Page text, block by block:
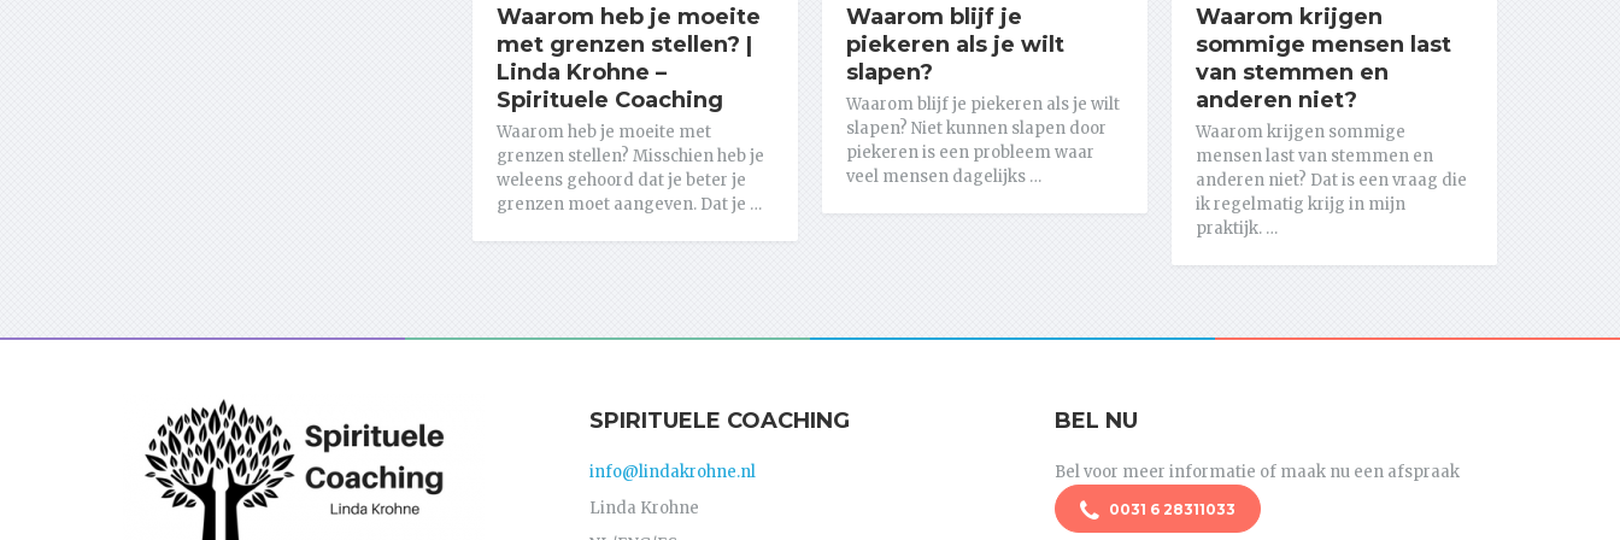
Waarom heb je moeite
met grenzen stellen? |
Linda Krohne –
Spirituele Coaching
Waarom heb je moeite met
grenzen stellen? Misschien heb je
weleens gehoord dat je beter je
grenzen moet aangeven. Dat je …
Waarom blijf je
piekeren als je wilt
slapen?
Waarom blijf je piekeren als je wilt
slapen? Niet kunnen slapen door
piekeren is een probleem waar
veel mensen dagelijks …
Waarom krijgen
sommige mensen last
van stemmen en
anderen niet?
Waarom krijgen sommige
mensen last van stemmen en
anderen niet? Dat is een vraag die
ik regelmatig krijg in mijn
praktijk. …
SPIRITUELE COACHING
info@lindakrohne.nl
Linda Krohne
BEL NU
Bel voor meer informatie of maak nu een afspraak
0031 6 28311033